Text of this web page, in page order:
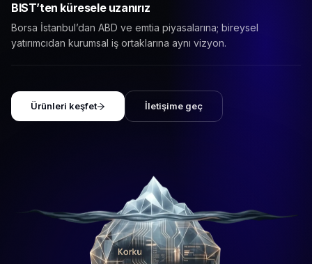
BIST’ten küresele uzanırız
Borsa İstanbul’dan ABD ve emtia piyasalarına; bireysel
yatırımcıdan kurumsal iş ortaklarına aynı vizyon.
Ürünleri keşfet İletişime geç